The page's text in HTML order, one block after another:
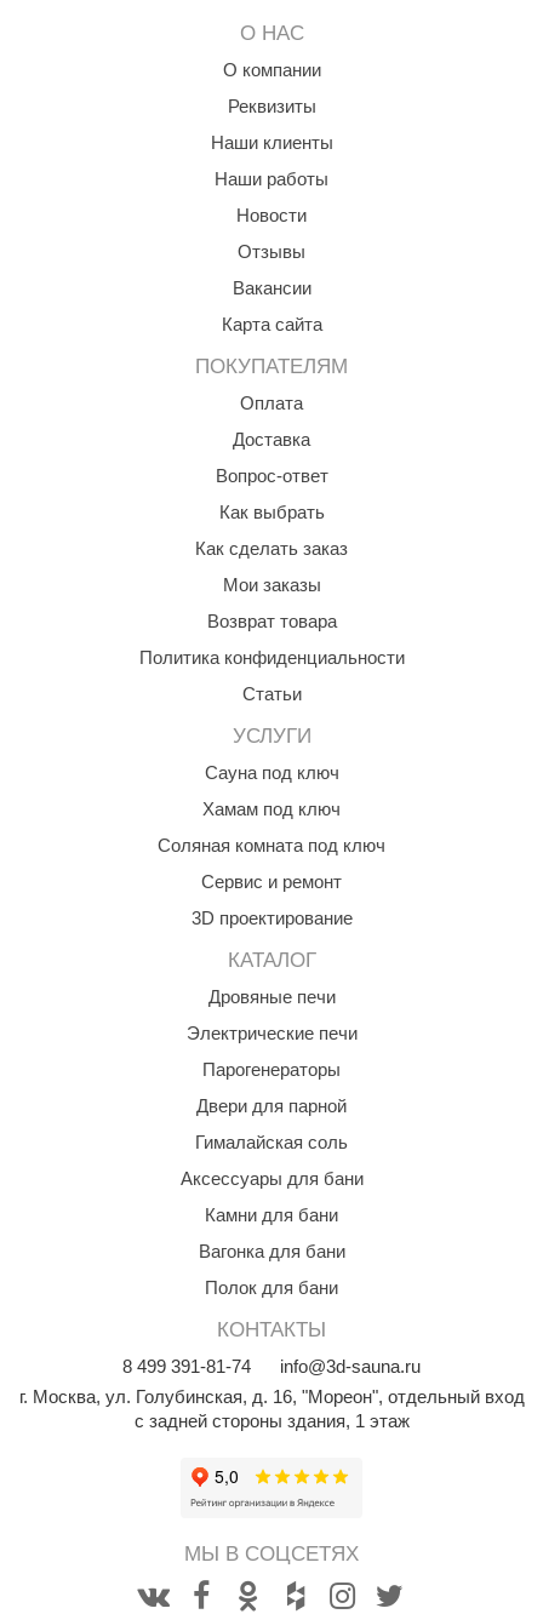
О НАС
О компании
Реквизиты
Наши клиенты
Наши работы
Новости
Отзывы
Вакансии
Карта сайта
ПОКУПАТЕЛЯМ
Оплата
Доставка
Вопрос-ответ
Как выбрать
Как сделать заказ
Мои заказы
Возврат товара
Политика конфиденциальности
Статьи
УСЛУГИ
Сауна под ключ
Хамам под ключ
Соляная комната под ключ
Сервис и ремонт
3D проектирование
КАТАЛОГ
Дровяные печи
Электрические печи
Парогенераторы
Двери для парной
Гималайская соль
Аксессуары для бани
Камни для бани
Вагонка для бани
Полок для бани
КОНТАКТЫ
8 499 391-81-74
info@3d-sauna.ru
г. Москва, ул. Голубинская, д. 16, "Мореон", отдельный вход
с задней стороны здания, 1 этаж
МЫ В СОЦСЕТЯХ